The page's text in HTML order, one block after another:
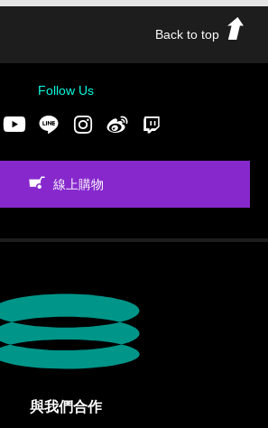
Back to top
Follow Us
FacebookYoutubeLINE Instgram新浪微博
線上購物
與我們合作